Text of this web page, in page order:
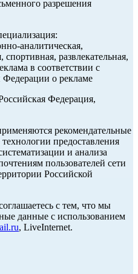
разрешения
аналитическая,
спортивная, развлекательная,
в соответствии с
Федерации о рекламе
Федерация,
рекомендательные
предоставления
и анализа
пользователей сети
Российской
с тем, что мы
данные с использованием
, LiveInternet.